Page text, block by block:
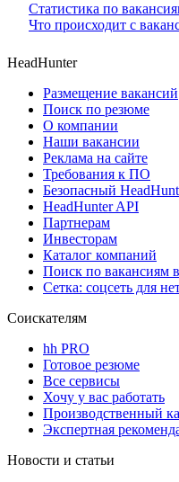
Статистика по
Что происходит с
HeadHunter
Размещение вакансий
Поиск по резюме
О компании
Наши вакансии
Реклама на сайте
Требования к ПО
Безопасный
HeadHunter API
Партнерам
Инвесторам
Каталог компаний
Поиск по вакансиям
Сетка: соцсеть для
Соискателям
hh PRO
Готовое резюме
Все сервисы
Хочу у вас работать
Производственный
Экспертная
Новости и статьи